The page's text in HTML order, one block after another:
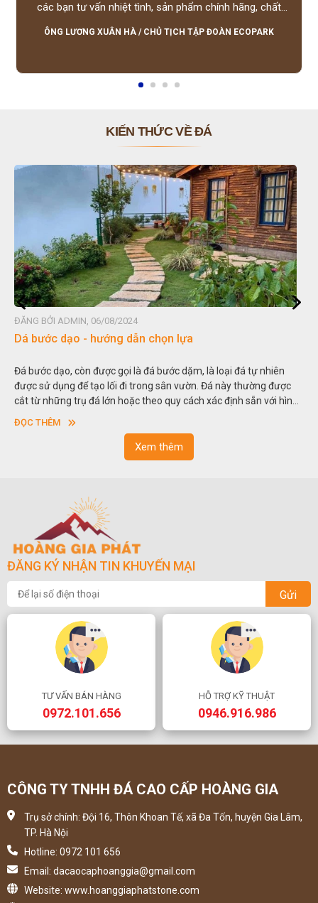
các bạn tư vấn nhiệt tình, sản phẩm chính hãng, chất
lượng tốt, giá hợp lý, hỗ trợ tận tình.
ÔNG LƯƠNG XUÂN HÀ / CHỦ TỊCH TẬP ĐOÀN ECOPARK
KIẾN THỨC VỀ ĐÁ
ĐĂNG BỞI ADMIN, 06/08/2024
Dá bước dạo - hướng dẫn chọn lựa
Đá bước dạo, còn được gọi là đá bước dặm, là loại đá tự nhiên
được sử dụng để tạo lối đi trong sân vườn. Đá này thường được
cắt từ những trụ đá lớn hoặc theo quy cách xác định sẵn với hình
vuông hoặc hình chữ nhật và có độ dày khác nhau.
ĐỌC THÊM
Xem thêm
ĐĂNG KÝ NHẬN TIN KHUYẾN MẠI
Gửi
TƯ VẤN BÁN HÀNG
0972.101.656
HỖ TRỢ KỸ THUẬT
0946.916.986
CÔNG TY TNHH ĐÁ CAO CẤP HOÀNG GIA
Trụ sở chính: Đội 16, Thôn Khoan Tế, xã Đa Tốn, huyện Gia Lâm,
TP. Hà Nội
Hotline: 0972 101 656
Email: dacaocaphoanggia@gmail.com
Website: www.hoanggiaphatstone.com